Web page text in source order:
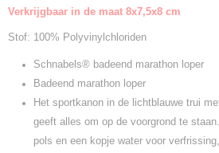
Productcode leverancier
Verkrijgbaar in de maat 8x7,5x8 cm
Stof: 100% Polyvinylchloriden
Schnabels® badeend marathon loper
Badeend marathon loper
Het sportkanon in de lichtblauwe trui
geeft alles om op de voorgrond te
pols en een kopje water voor